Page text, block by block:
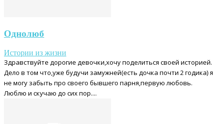
Однолюб
Истории из жизни
Здравствуйте дорогие девочки,хочу поделиться своей историей.
Дело в том что,уже будучи замужней(есть дочка почти 2 годика) я
не могу забыть про своего бывшего парня,первую любовь.
Люблю и скучаю до сих пор....